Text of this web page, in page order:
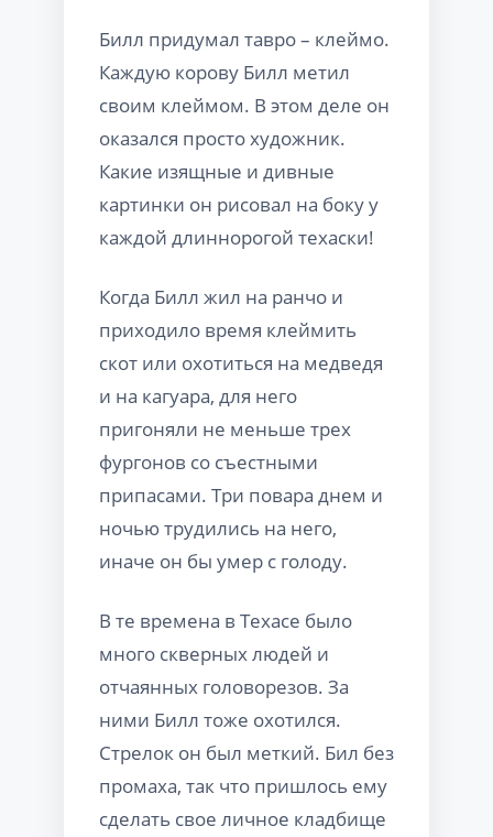
Билл придумал тавро – клеймо.
Каждую корову Билл метил
своим клеймом. В этом деле он
оказался просто художник.
Какие изящные и дивные
картинки он рисовал на боку у
каждой длиннорогой техаски!
Когда Билл жил на ранчо и
приходило время клеймить
скот или охотиться на медведя
и на кагуара, для него
пригоняли не меньше трех
фургонов со съестными
припасами. Три повара днем и
ночью трудились на него,
иначе он бы умер с голоду.
В те времена в Техасе было
много скверных людей и
отчаянных головорезов. За
ними Билл тоже охотился.
Стрелок он был меткий. Бил без
промаха, так что пришлось ему
сделать свое личное кладбище